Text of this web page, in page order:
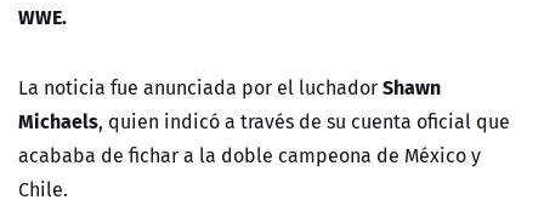
WWE.
La noticia fue anunciada por el luchadorShawn
Michaels, quien indicó a través de su cuenta oficial que
acababa de fichar a la doble campeona de México y
Chile.